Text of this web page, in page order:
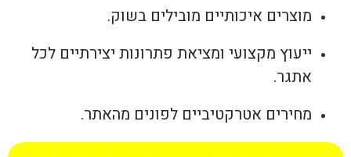
מוצרים איכותיים מובילים בשוק.
ייעוץ מקצועי ומציאת פתרונות יצירתיים לכל
אתגר.
מחירים אטרקטיביים לפונים מהאתר.